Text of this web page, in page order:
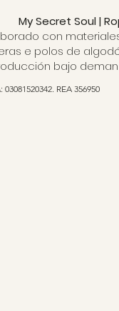
My Secret Soul |
con
e polos de
bajo
03081520342. REA 356950